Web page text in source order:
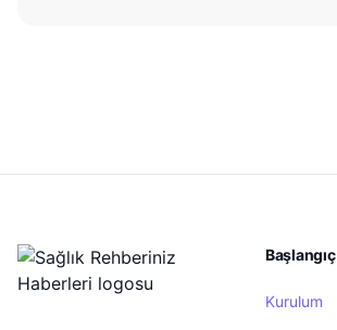
Başlangıç
Kurulum